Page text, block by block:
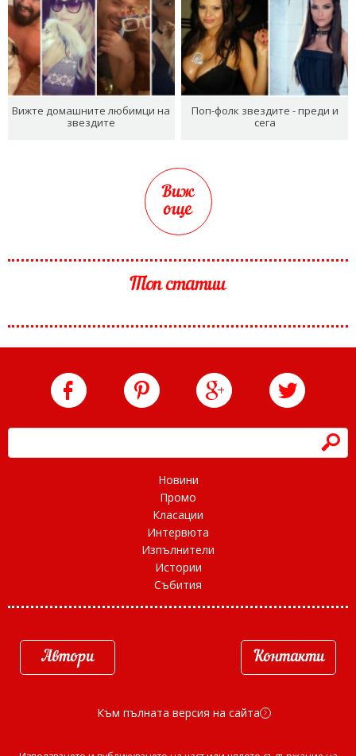
Вижте домашните любимци на
звездите
Поп-фолк звездите - преди и
сега
Виж
още
Топ статии
h
Новини
Промо
Класации
Интервюта
Изпълнители
Истории
Събития
Автори Контакти
Към пълната версия на сайта d